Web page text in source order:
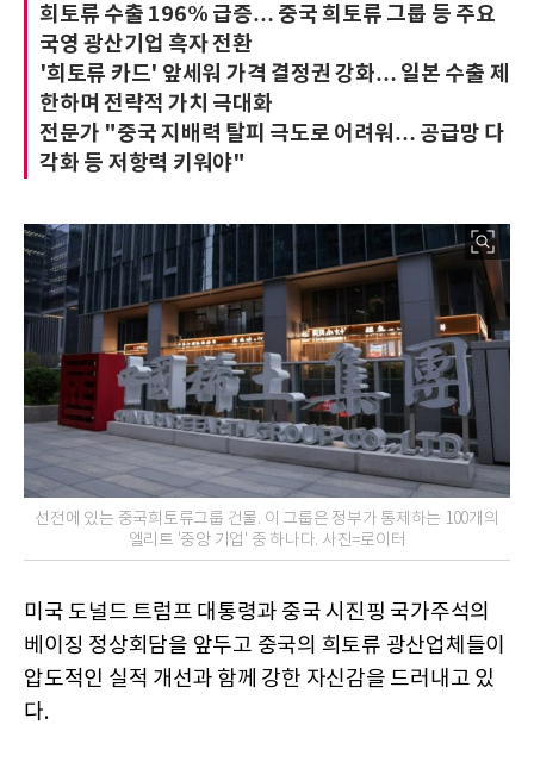
희토류 수출 196% 급증… 중국 희토류 그룹 등 주요
국영 광산기업 흑자 전환
'희토류 카드' 앞세워 가격 결정권 강화… 일본 수출 제
한하며 전략적 가치 극대화
전문가 "중국 지배력 탈피 극도로 어려워… 공급망 다
각화 등 저항력 키워야"
선전에 있는 중국희토류그룹 건물. 이 그룹은 정부가 통제하는 100개의
엘리트 '중앙 기업' 중 하나다. 사진=로이터
미국 도널드 트럼프 대통령과 중국 시진핑 국가주석의
베이징 정상회담을 앞두고 중국의 희토류 광산업체들이
압도적인 실적 개선과 함께 강한 자신감을 드러내고 있
다.